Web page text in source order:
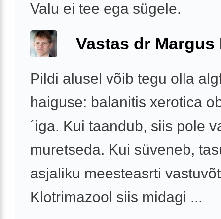
Valu ei tee ega sügele.
Vastas dr Margus
Pildi alusel võib tegu olla
haiguse: balanitis xerotica
´iga. Kui taandub, siis pole
muretseda. Kui süveneb,
asjaliku meesteasrti
Klotrimazool siis midagi ...